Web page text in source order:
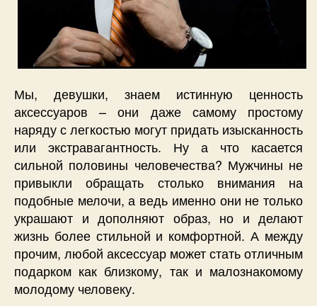
Мы, девушки, знаем истинную ценность
аксессуаров – они даже самому простому
наряду с легкостью могут придать изысканность
или экстравагантность. Ну а что касается
сильной половины человечества? Мужчины не
привыкли обращать столько внимания на
подобные мелочи, а ведь именно они не только
украшают и дополняют образ, но и делают
жизнь более стильной и комфортной. А между
прочим, любой аксессуар может стать отличным
подарком как близкому, так и малознакомому
молодому человеку.